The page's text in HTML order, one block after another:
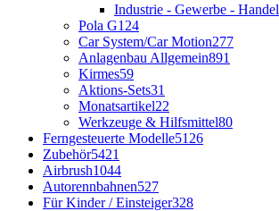
Industrie - Gewerbe - Handel
Pola G124
Car System/Car Motion277
Anlagenbau Allgemein891
Kirmes59
Aktions-Sets31
Monatsartikel22
Werkzeuge & Hilfsmittel80
Ferngesteuerte Modelle5126
Zubehör5421
Airbrush1044
Autorennbahnen527
Für Kinder / Einsteiger328